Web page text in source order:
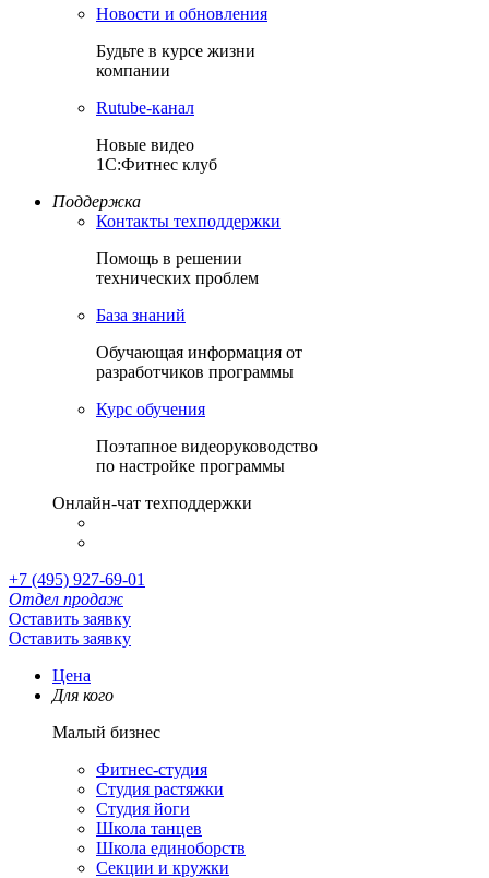
Новости и обновления
Будьте в курсе жизни
компании
Rutube-канал
Новые видео
1С:Фитнес клуб
Поддержка
Контакты техподдержки
Помощь в решении
технических проблем
База знаний
Обучающая информация от
разработчиков программы
Курс обучения
Поэтапное видеоруководство
по настройке программы
Онлайн-чат техподдержки
+7 (495) 927-69-01
Отдел продаж
Оставить заявку
Оставить заявку
Цена
Для кого
Малый бизнес
Фитнес-студия
Студия растяжки
Студия йоги
Школа танцев
Школа единоборств
Секции и кружки